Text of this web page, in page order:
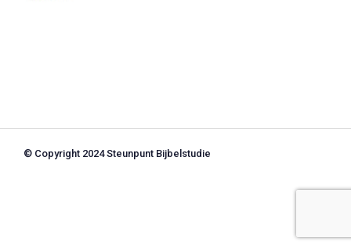
© Copyright 2024 Steunpunt Bijbelstudie